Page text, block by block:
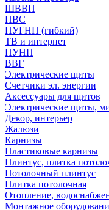
ШВВП
ПВС
ПУГНП (гибкий)
ТВ и интернет
ПУНП
ВВГ
Электрические щиты
Счетчики эл. энергии
Аксессуары для щитов
Электрические щиты,
Декор, интерьер
Жалюзи
Карнизы
Пластиковые карнизы
Плинтус, плитка
Потолочный плинтус
Плитка потолочная
Отопление,
Монтажное